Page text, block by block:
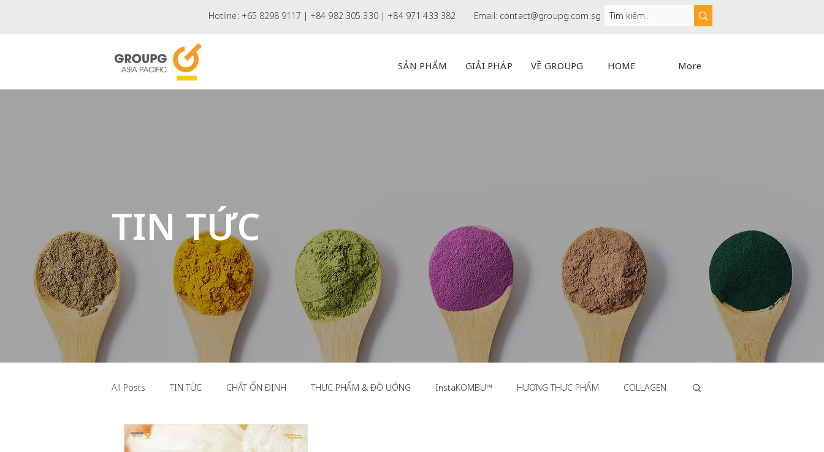
Hotline: +65 8298 9117 | +84 982 305 330 | +84 971 433 382 Email: contact@groupg.com.sg
SẢN PHẨM GIẢI PHÁP VỀ GROUPG HOME More
TIN TỨC
All Posts TIN TỨC CHẤT ỔN ĐỊNH THỰC PHẨM & ĐỒ UỐNG InstaKOMBU™ HƯƠNG THỰC PHẨM COLLAGEN
HƯƠNG NƯỚC HOA